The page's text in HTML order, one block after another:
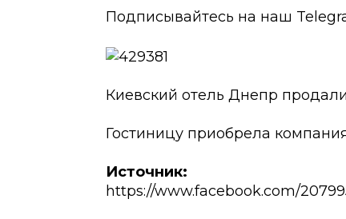
Подписывайтесь на наш
Киевский отель Днепр
Гостиницу приобрела
Источник:
https://www.facebook.com/